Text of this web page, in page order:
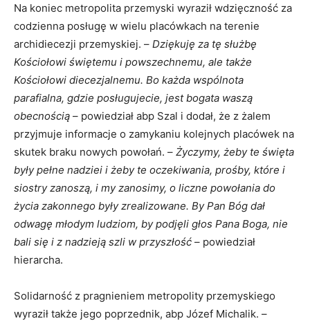
Na koniec metropolita przemyski wyraził wdzięczność za
codzienna posługę w wielu placówkach na terenie
archidiecezji przemyskiej. – Dziękuję za tę służbę
Kościołowi świętemu i powszechnemu, ale także
Kościołowi diecezjalnemu. Bo każda wspólnota
parafialna, gdzie posługujecie, jest bogata waszą
obecnością – powiedział abp Szal i dodał, że z żalem
przyjmuje informacje o zamykaniu kolejnych placówek na
skutek braku nowych powołań. – Życzymy, żeby te święta
były pełne nadziei i żeby te oczekiwania, prośby, które i
siostry zanoszą, i my zanosimy, o liczne powołania do
życia zakonnego były zrealizowane. By Pan Bóg dał
odwagę młodym ludziom, by podjęli głos Pana Boga, nie
bali się i z nadzieją szli w przyszłość – powiedział
hierarcha.
Solidarność z pragnieniem metropolity przemyskiego
wyraził także jego poprzednik, abp Józef Michalik. –